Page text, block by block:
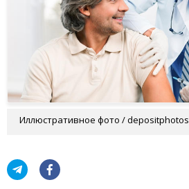
Иллюстративное фото / depositphotos